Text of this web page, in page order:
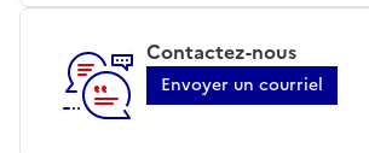
Contactez-nous
Envoyer un courriel